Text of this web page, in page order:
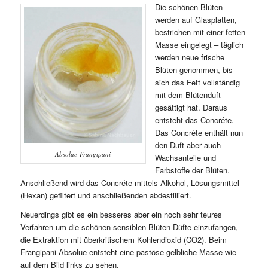
Absolue-Frangipani
Die schönen Blüten
werden auf Glasplatten,
bestrichen mit einer fetten
Masse eingelegt – täglich
werden neue frische
Blüten genommen, bis
sich das Fett vollständig
mit dem Blütenduft
gesättigt hat. Daraus
entsteht das Concréte.
Das Concréte enthält nun
den Duft aber auch
Wachsanteile und
Farbstoffe der Blüten.
Anschließend wird das Concréte mittels Alkohol, Lösungsmittel
(Hexan) gefiltert und anschließenden abdestilliert.
Neuerdings gibt es ein besseres aber ein noch sehr teures
Verfahren um die schönen sensiblen Blüten Düfte einzufangen,
die Extraktion mit überkritischem Kohlendioxid (CO2). Beim
Frangipani-Absolue entsteht eine pastöse gelbliche Masse wie
auf dem Bild links zu sehen.